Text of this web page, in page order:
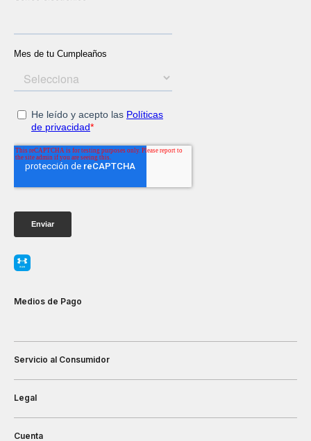
Medios de Pago
Servicio al Consumidor
Legal
Cuenta